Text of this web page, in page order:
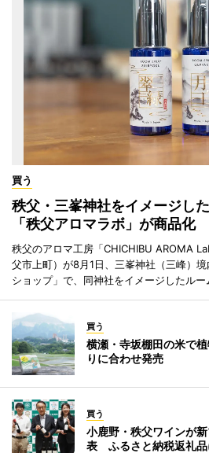
買う
秩父・三峯神社をイメージし
「秩父アロマラボ」が商品化
秩父のアロマ工房「CHICHIBU AROMA
父市上町）が8月1日、三峯神社（三峰）
ショップ」で、同神社をイメージしたルー
買う
横瀬・寺坂棚田の米で
りに合わせ発売
買う
小鹿野・秩父ワインが
表 ふるさと納税返礼品